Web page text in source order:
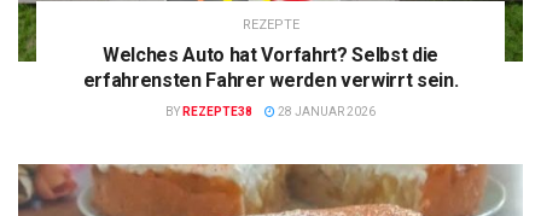
REZEPTE
Welches Auto hat Vorfahrt? Selbst die
erfahrensten Fahrer werden verwirrt sein.
BY REZEPTE38 28 JANUAR 2026